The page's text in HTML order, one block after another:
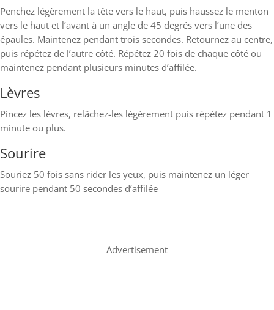
Penchez légèrement la tête vers le haut, puis haussez le menton
vers le haut et l’avant à un angle de 45 degrés vers l’une des
épaules. Maintenez pendant trois secondes. Retournez au centre,
puis répétez de l’autre côté. Répétez 20 fois de chaque côté ou
maintenez pendant plusieurs minutes d’affilée.
Lèvres
Pincez les lèvres, relâchez-les légèrement puis répétez pendant 1
minute ou plus.
Sourire
Souriez 50 fois sans rider les yeux, puis maintenez un léger
sourire pendant 50 secondes d’affilée
Advertisement